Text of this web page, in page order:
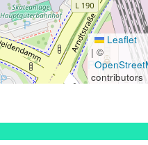
Leaflet
| ©
contributors